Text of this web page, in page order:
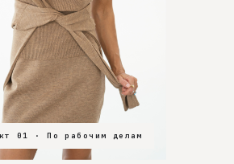
01 · По рабочим делам
02 · В зал
03 · На особенный вечер